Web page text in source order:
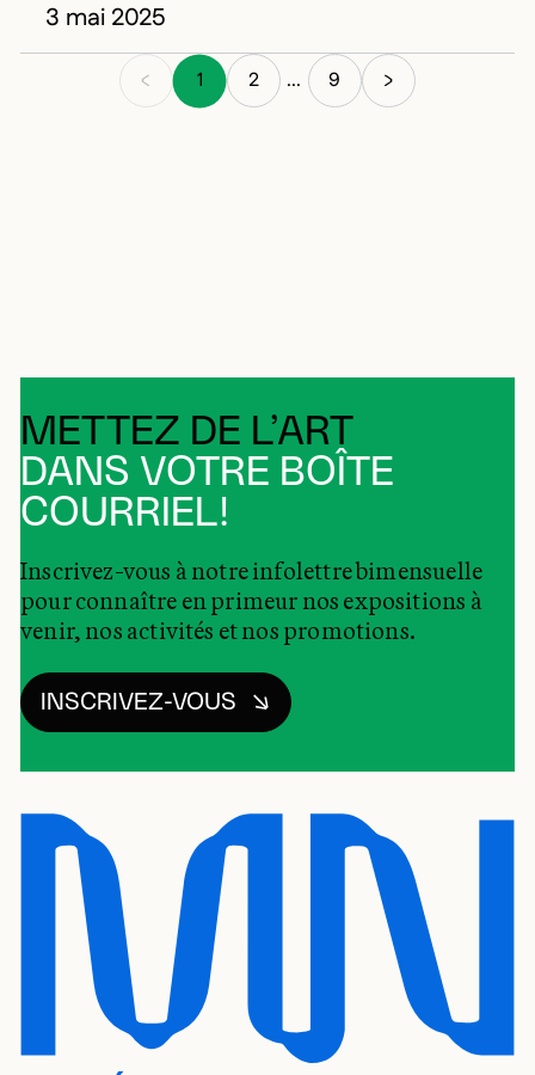
3 mai 2025
1 2 ... 9
METTEZ DE L’ART
DANS VOTRE BOÎTE
COURRIEL!
Inscrivez-vous à notre infolettre bimensuelle
pour connaître en primeur nos expositions à
venir, nos activités et nos promotions.
INSCRIVEZ-VOUS